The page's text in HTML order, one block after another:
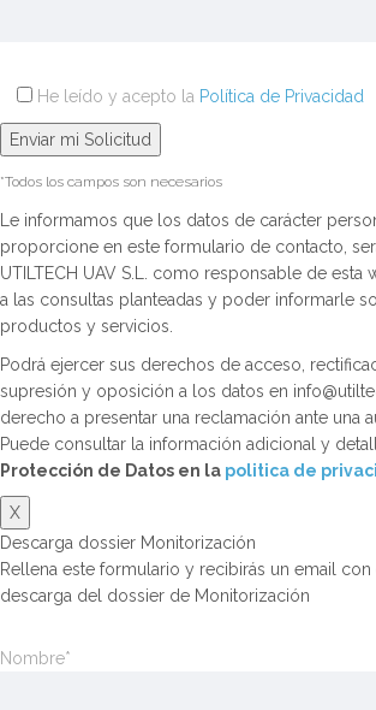
He leído y acepto la Política de Privacidad
*Todos los campos son necesarios
Le informamos que los datos de carácter
proporcione en este formulario de contacto,
UTILTECH UAV S.L. como responsable de esta
a las consultas planteadas y poder informarle
productos y servicios.
Podrá ejercer sus derechos de acceso,
supresión y oposición a los datos en
derecho a presentar una reclamación ante una
Puede consultar la información adicional y
Protección de Datos en la politica de
X
Descarga dossier Monitorización
Rellena este formulario y recibirás un email
descarga del dossier de Monitorización
Nombre*